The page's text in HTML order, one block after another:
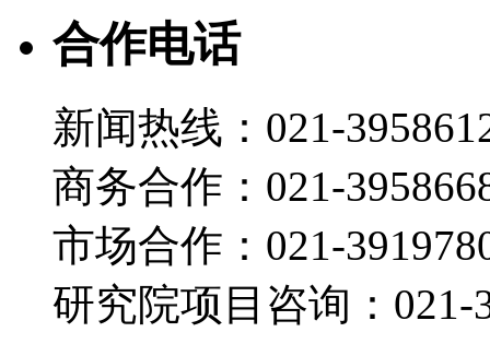
合作电话
新闻热线：021-
商务合作：021-
市场合作：021-
研究院项目咨询：021-